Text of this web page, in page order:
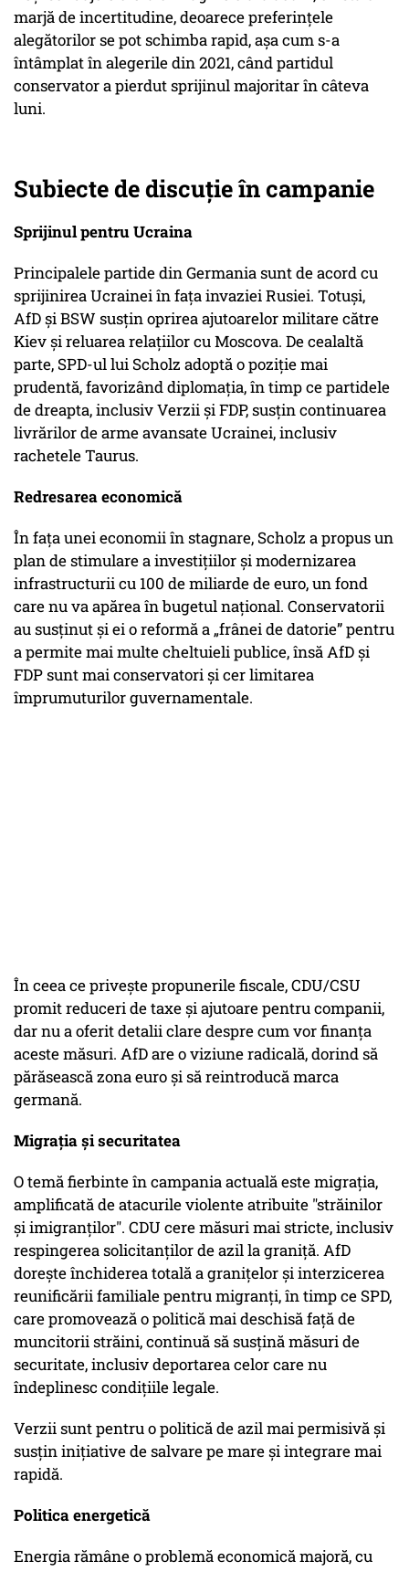
marjă de incertitudine, deoarece preferințele
alegătorilor se pot schimba rapid, așa cum s-a
întâmplat în alegerile din 2021, când partidul
conservator a pierdut sprijinul majoritar în câteva
luni.
Subiecte de discuție în campanie
Sprijinul pentru Ucraina
Principalele partide din Germania sunt de acord cu
sprijinirea Ucrainei în fața invaziei Rusiei. Totuși,
AfD și BSW susțin oprirea ajutoarelor militare către
Kiev și reluarea relațiilor cu Moscova. De cealaltă
parte, SPD-ul lui Scholz adoptă o poziție mai
prudentă, favorizând diplomația, în timp ce partidele
de dreapta, inclusiv Verzii și FDP, susțin continuarea
livrărilor de arme avansate Ucrainei, inclusiv
rachetele Taurus.
Redresarea economică
În fața unei economii în stagnare, Scholz a propus un
plan de stimulare a investițiilor și modernizarea
infrastructurii cu 100 de miliarde de euro, un fond
care nu va apărea în bugetul național. Conservatorii
au susținut și ei o reformă a „frânei de datorie” pentru
a permite mai multe cheltuieli publice, însă AfD și
FDP sunt mai conservatori și cer limitarea
împrumuturilor guvernamentale.
În ceea ce privește propunerile fiscale, CDU/CSU
promit reduceri de taxe și ajutoare pentru companii,
dar nu a oferit detalii clare despre cum vor finanța
aceste măsuri. AfD are o viziune radicală, dorind să
părăsească zona euro și să reintroducă marca
germană.
Migrația și securitatea
O temă fierbinte în campania actuală este migrația,
amplificată de atacurile violente atribuite "străinilor
și imigranților". CDU cere măsuri mai stricte, inclusiv
respingerea solicitanților de azil la graniță. AfD
dorește închiderea totală a granițelor și interzicerea
reunificării familiale pentru migranți, în timp ce SPD,
care promovează o politică mai deschisă față de
muncitorii străini, continuă să susțină măsuri de
securitate, inclusiv deportarea celor care nu
îndeplinesc condițiile legale.
Verzii sunt pentru o politică de azil mai permisivă și
susțin inițiative de salvare pe mare și integrare mai
rapidă.
Politica energetică
Energia rămâne o problemă economică majoră, cu